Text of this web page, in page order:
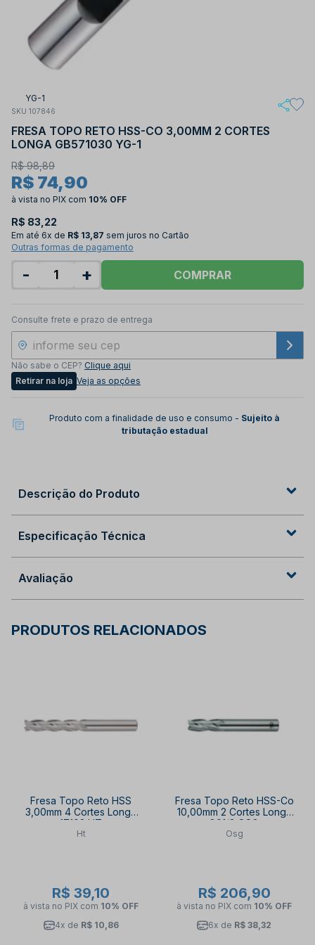
YG-1
SKU 107846
FRESA TOPO RETO HSS-CO 3,00MM 2 CORTES
LONGA GB571030 YG-1
R$ 98,89
R$ 74,90
à vista no PIX com 10% OFF
R$ 83,22
Em até 6x de R$ 13,87 sem juros no Cartão
Outras formas de pagamento
- + COMPRAR
Consulte frete e prazo de entrega
Não sabe o CEP? Clique aqui
Retirar na loja Veja as opções
Produto com a finalidade de uso e consumo - Sujeito à
tributação estadual
Descrição do Produto
Especificação Técnica
Avaliação
PRODUTOS RELACIONADOS
Fresa Topo Reto HSS
3,00mm 4 Cortes Longa
17193 HT
Ht
R$ 39,10
à vista no PIX com 10% OFF
4x de R$ 10,86
Fresa Topo Reto HSS-Co
10,00mm 2 Cortes Longa
801/2 OSG
Osg
R$ 206,90
à vista no PIX com 10% OFF
6x de R$ 38,32